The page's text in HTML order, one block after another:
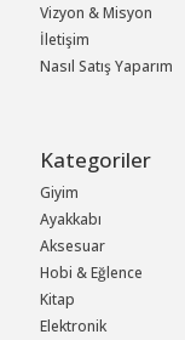
Vizyon & Misyon
İletişim
Nasıl Satış Yaparım
Kategoriler
Giyim
Ayakkabı
Aksesuar
Hobi & Eğlence
Kitap
Elektronik